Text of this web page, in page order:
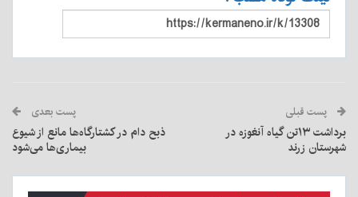
پست قبلی
برداشت ۱۳تن گیاه آنغوزه در
شهرستان زرند
پست بعدی
ذبح دام در کشتارگاه‌ها مانع از شیوع
بیماری‌ها می‌شود